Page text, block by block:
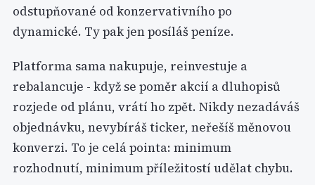
odstupňované od konzervativního po
dynamické. Ty pak jen posíláš peníze.
Platforma sama nakupuje, reinvestuje a
rebalancuje - když se poměr akcií a dluhopisů
rozjede od plánu, vrátí ho zpět. Nikdy nezadáváš
objednávku, nevybíráš ticker, neřešíš měnovou
konverzi. To je celá pointa: minimum
rozhodnutí, minimum příležitostí udělat chybu.